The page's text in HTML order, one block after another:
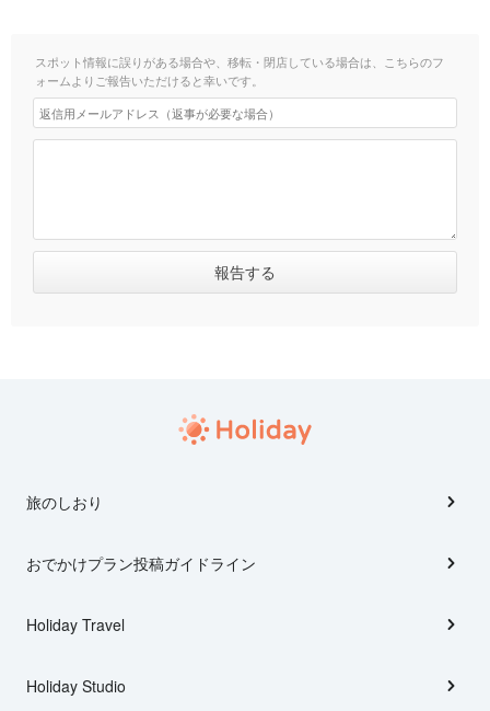
スポット情報に誤りがある場合や、移転・閉店している場合は、こちらのフ
ォームよりご報告いただけると幸いです。
旅のしおり
おでかけプラン投稿ガイドライン
Holiday Travel
Holiday Studio